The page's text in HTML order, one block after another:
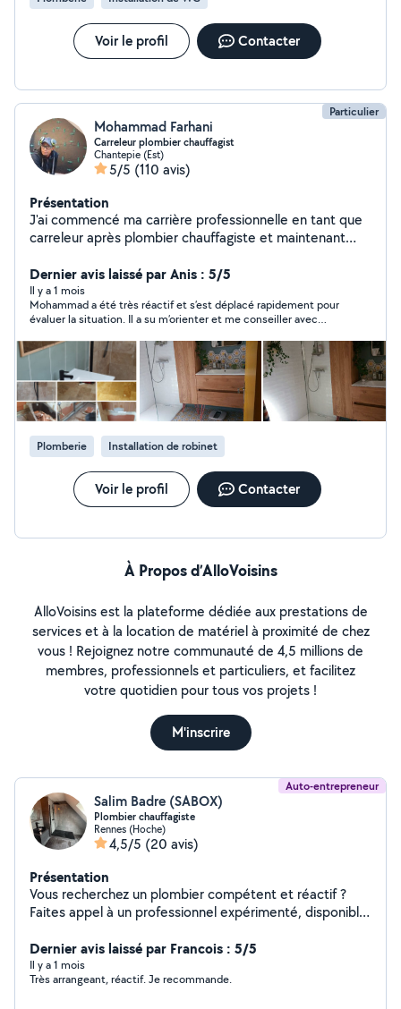
N'hésitez pas à nous contacter, nous sommes à votre
écoute. Cordialement, L'équipe Margal Services
Voir le profil Contacter
Particulier
Mohammad Farhani
Carreleur plombier chauffagist
Chantepie (Est)
5/5 (110 avis)
Présentation
J'ai commencé ma carrière professionnelle en tant que
carreleur après plombier chauffagiste et maintenant
complète de salles de bain. n'hésitez pas à m'appeler
pour tous vos chantiers neufs et de rénovations. merci.
Pensez au désembouage (rinçage) de votre circuit
chauffage, radiateurs et plancher chauffant, c'est
indispensable au bon fonctionnement de votre système
chauffage !!!
Dernier avis laissé par Anis : 5/5
Il y a 1 mois
Mohammad a été très réactif et s’est déplacé rapidement pour
évaluer la situation. Il a su m’orienter et me conseiller avec
qualité. En plus d’être très compétent, Mohammad est une
personne très sympathique. Je le recommande sans hésitation
!
Plomberie Installation de robinet
Voir le profil Contacter
À Propos d’AlloVoisins
AlloVoisins est la plateforme dédiée aux prestations de
services et à la location de matériel à proximité de chez
vous ! Rejoignez notre communauté de 4,5 millions de
membres, professionnels et particuliers, et facilitez
votre quotidien pour tous vos projets !
M'inscrire
Auto-entrepreneur
Salim Badre (SABOX)
Plombier chauffagiste
Rennes (Hoche)
4,5/5 (20 avis)
Présentation
Vous recherchez un plombier compétent et réactif ?
Faites appel à un professionnel expérimenté, disponible
Services proposés : Dépannage rapide : Fuites d'eau,
canalisations bouchées, chauffe-eau en panne.
Installation et rénovation : Pose de sanitaires,
Dernier avis laissé par Francois : 5/5
Il y a 1 mois
Très arrangeant, réactif. Je recommande.